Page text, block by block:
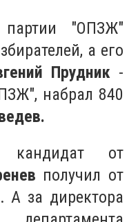
"ОПЗЖ"
а его
Прудник -
набрал 840
от
получил от
А за директора